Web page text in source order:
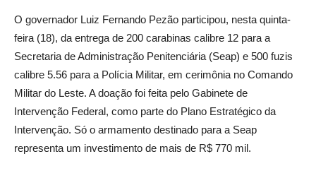
O governador Luiz Fernando Pezão participou, nesta quinta-
feira (18), da entrega de 200 carabinas calibre 12 para a
Secretaria de Administração Penitenciária (Seap) e 500 fuzis
calibre 5.56 para a Polícia Militar, em cerimônia no Comando
Militar do Leste. A doação foi feita pelo Gabinete de
Intervenção Federal, como parte do Plano Estratégico da
Intervenção. Só o armamento destinado para a Seap
representa um investimento de mais de R$ 770 mil.